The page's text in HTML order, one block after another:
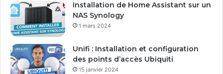
s
e
m
a
Installation de Home Assistant sur un
NAS Synology
1 mars 2024
Unifi : Installation et configuration
des points d’accès Ubiquiti
15 janvier 2024